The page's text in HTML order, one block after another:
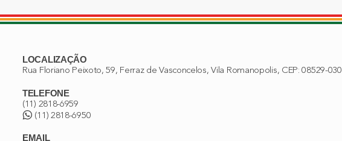
LOCALIZAÇÃO
Rua Floriano Peixoto, 59, Ferraz de Vasconcelos, Vila Romanopolis, CEP: 08529-030
TELEFONE
(11) 2818-6959
(11) 2818-6950
EMAIL